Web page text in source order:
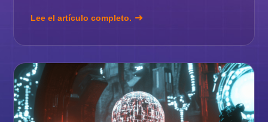
Lee el artículo completo.